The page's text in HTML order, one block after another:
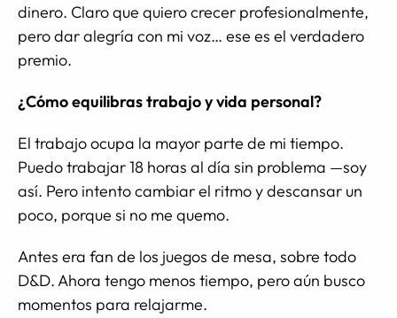
dinero. Claro que quiero crecer profesionalmente,
pero dar alegría con mi voz… ese es el verdadero
premio.
¿Cómo equilibras trabajo y vida personal?
El trabajo ocupa la mayor parte de mi tiempo.
Puedo trabajar 18 horas al día sin problema —soy
así. Pero intento cambiar el ritmo y descansar un
poco, porque si no me quemo.
Antes era fan de los juegos de mesa, sobre todo
D&D. Ahora tengo menos tiempo, pero aún busco
momentos para relajarme.